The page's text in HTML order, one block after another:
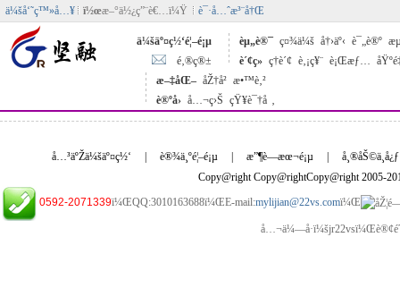
ä¼šå‘˜ç™»å…¥ ï½œæ–°ä½¿ç”¨è€…ï¼Ÿ è¯·å…ˆæ³¨å†Œ
ä¼šäº¤ç½‘é¦–é¡µ
é‚®ç®±
èµ„è®¯ ç¤¾ä¼š å†›äº‹ è¯„è®º
è´¢ç» ç†è´¢ è‚¡ç¥¨ è¡Œæƒ…
æ–‡åŒ– åŽ†å² æ•™è‚²
è®ºå› å…¬ç›Š çŸ¥è¯†å ‚
å…³äºŽä¼šäº¤ç½‘ è®¾ä¸ºé¦–é¡µ æ”¶è—æœ¬é¡µ
å¸®åŠ©ä¸­å¿ƒ
Copy@right Copy@rightCopy@right 2005-
0592-2071339ï¼ŒQQ:3010163688ï¼ŒE-mail:mylijian@22vs.comï¼Œ